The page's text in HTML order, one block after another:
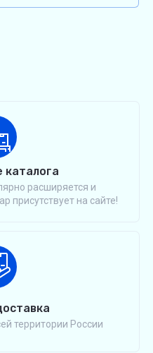
каталога
расширяется и
присутствует на сайте!
территории России